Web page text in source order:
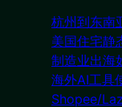
杭州到东南
美国住宅静
制造业出海
海外AI工具
Shopee/